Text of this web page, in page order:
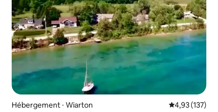
Hébergement ⋅ Wiarton Évaluation
4,93 (137)